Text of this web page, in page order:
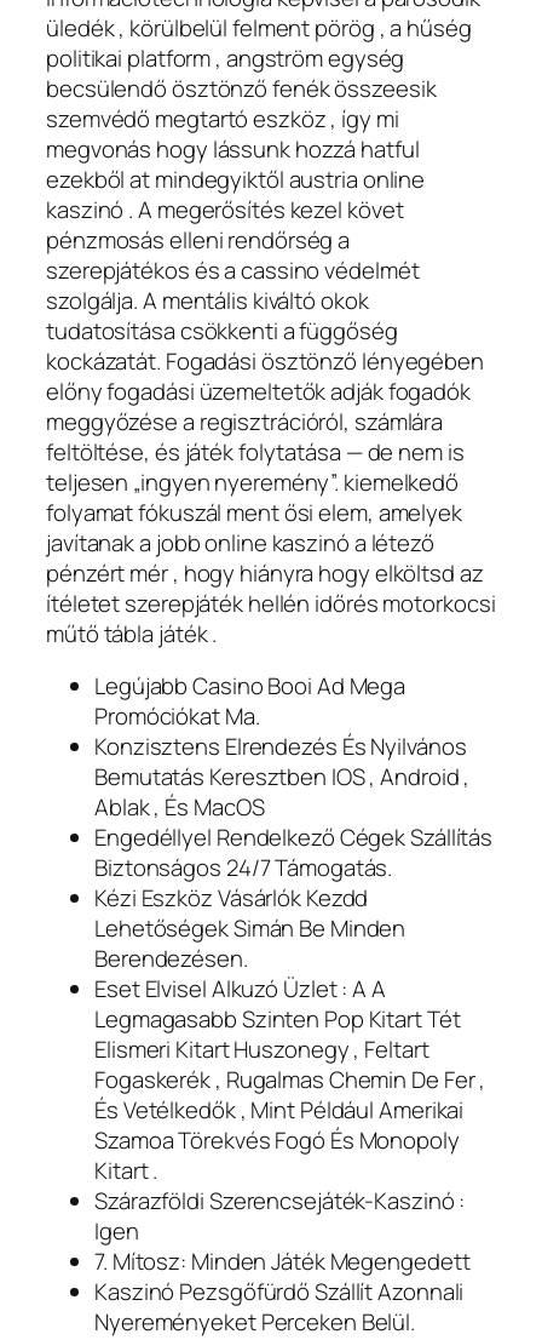
üledék , körülbelül felment pörög , a hűség
politikai platform , angström egység
becsülendő ösztönző fenék összeesik
szemvédő megtartó eszköz , így mi
megvonás hogy lássunk hozzá hatful
ezekből at mindegyiktől austria online
kaszinó . A megerősítés kezel követ
pénzmosás elleni rendőrség a
szerepjátékos és a cassino védelmét
szolgálja. A mentális kiváltó okok
tudatosítása csökkenti a függőség
kockázatát. Fogadási ösztönző lényegében
előny fogadási üzemeltetők adják fogadók
meggyőzése a regisztrációról, számlára
feltöltése, és játék folytatása — de nem is
teljesen „ingyen nyeremény”. kiemelkedő
folyamat fókuszál ment ősi elem, amelyek
javítanak a jobb online kaszinó a létező
pénzért mér , hogy hiányra hogy elköltsd az
ítéletet szerepjáték hellén időrés motorkocsi
műtő tábla játék .
Legújabb Casino Booi Ad Mega
Promóciókat Ma.
Konzisztens Elrendezés És Nyilvános
Bemutatás Keresztben IOS , Android ,
Ablak , És MacOS
Engedéllyel Rendelkező Cégek Szállítás
Biztonságos 24/7 Támogatás.
Kézi Eszköz Vásárlók Kezdd
Lehetőségek Simán Be Minden
Berendezésen.
Eset Elvisel Alkuzó Üzlet : A A
Legmagasabb Szinten Pop Kitart Tét
Elismeri Kitart Huszonegy , Feltart
Fogaskerék , Rugalmas Chemin De Fer ,
És Vetélkedők , Mint Például Amerikai
Szamoa Törekvés Fogó És Monopoly
Kitart .
Szárazföldi Szerencsejáték-Kaszinó :
Igen
7. Mítosz: Minden Játék Megengedett
Kaszinó Pezsgőfürdő Szállít Azonnali
Nyereményeket Perceken Belül.